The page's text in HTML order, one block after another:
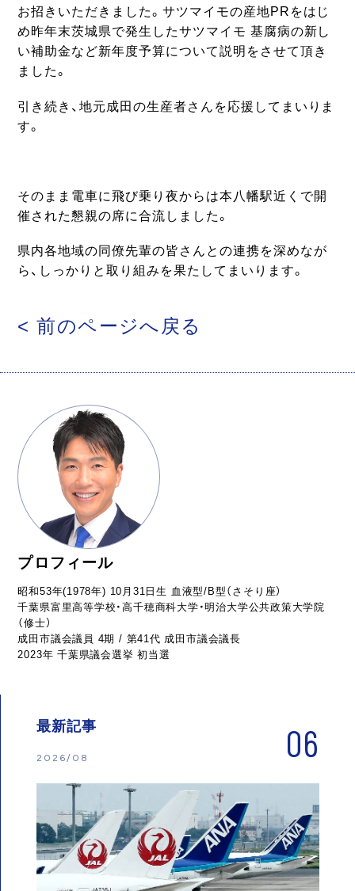
お招きいただきました。サツマイモの産地PRをはじ
め昨年末茨城県で発生したサツマイモ 基腐病の新し
い補助金など新年度予算について説明をさせて頂き
ました。
引き続き、地元成田の生産者さんを応援してまいりま
す。
そのまま電車に飛び乗り夜からは本八幡駅近くで開
催された懇親の席に合流しました。
県内各地域の同僚先輩の皆さんとの連携を深めなが
ら、しっかりと取り組みを果たしてまいります。
< 前のページへ戻る
プロフィール
昭和53年(1978年) 10月31日生 血液型/B型（さそり座）
千葉県富里高等学校・高千穂商科大学・明治大学公共政策大学院
（修士）
成田市議会議員 4期 / 第41代 成田市議会議長
2023年 千葉県議会選挙 初当選
最新記事
2026/08 06